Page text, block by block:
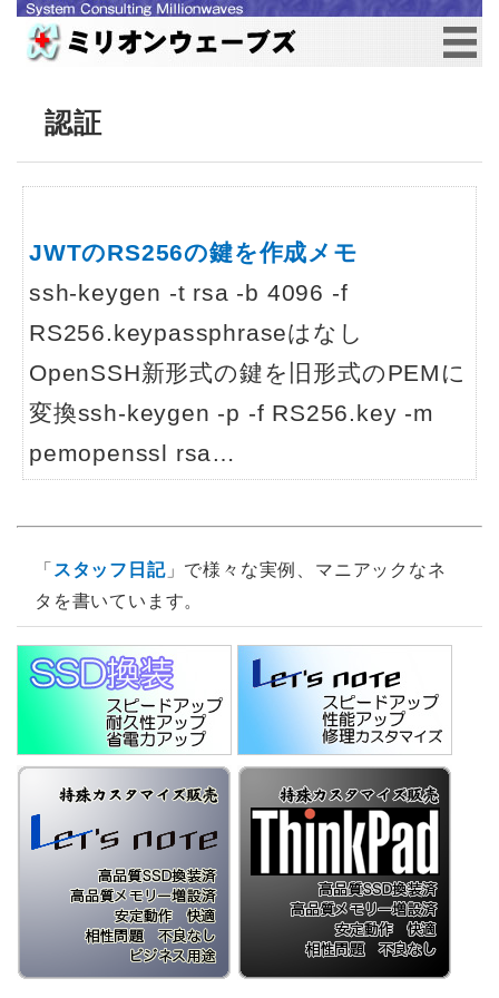
認証
JWTのRS256の鍵を作成メモ
ssh-keygen -t rsa -b 4096 -f
RS256.keypassphraseはなし
OpenSSH新形式の鍵を旧形式のPEMに
変換ssh-keygen -p -f RS256.key -m
pemopenssl rsa…
「 スタッフ日記」で様々な実例、マニアックなネ
タを書いています。